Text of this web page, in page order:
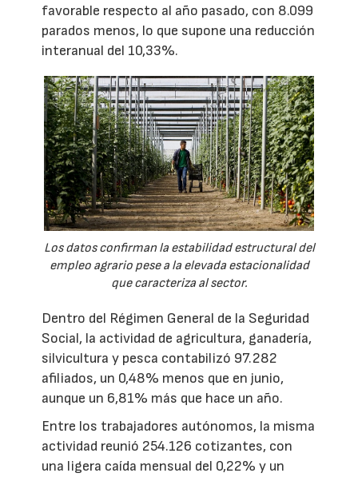
favorable respecto al año pasado, con 8.099
parados menos, lo que supone una reducción
interanual del 10,33%.
Los datos confirman la estabilidad estructural del
empleo agrario pese a la elevada estacionalidad
que caracteriza al sector.
Dentro del Régimen General de la Seguridad
Social, la actividad de agricultura, ganadería,
silvicultura y pesca contabilizó 97.282
afiliados, un 0,48% menos que en junio,
aunque un 6,81% más que hace un año.
Entre los trabajadores autónomos, la misma
actividad reunió 254.126 cotizantes, con
una ligera caída mensual del 0,22% y un